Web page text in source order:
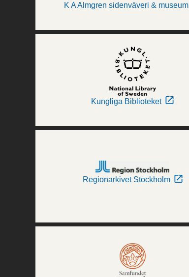
K A Almgren sidenväveri & museum
Kungliga Biblioteket
Regionarkivet Stockholm